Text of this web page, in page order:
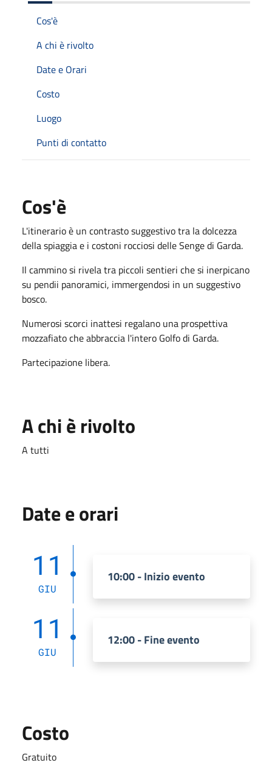
Cos'è
A chi è rivolto
Date e Orari
Costo
Luogo
Punti di contatto
Cos'è
L'itinerario è un contrasto suggestivo tra la dolcezza
della spiaggia e i costoni rocciosi delle Senge di Garda.
Il cammino si rivela tra piccoli sentieri che si inerpicano
su pendii panoramici, immergendosi in un suggestivo
bosco.
Numerosi scorci inattesi regalano una prospettiva
mozzafiato che abbraccia l'intero Golfo di Garda.
Partecipazione libera.
A chi è rivolto
A tutti
Date e orari
11
GIU
10:00 - Inizio evento
11
GIU
12:00 - Fine evento
Costo
Gratuito